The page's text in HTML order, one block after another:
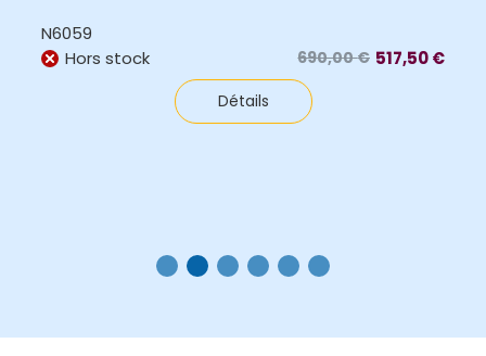
N6059
Hors stock
690,00€
Le
prix
initial
517,50€
Le
prix
actuel
Détails